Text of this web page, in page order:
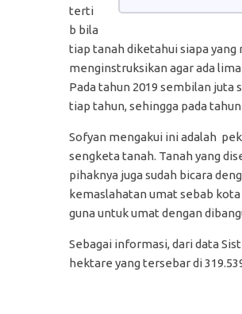
terti
b bila
tiap tanah diketahui siapa yang
menginstruksikan agar ada
Pada tahun 2019 sembilan
tiap tahun, sehingga pada
Sofyan mengakui ini adalah
sengketa tanah. Tanah yang
pihaknya juga sudah bicara
kemaslahatan umat sebab
guna untuk umat dengan
Sebagai informasi, dari data
hektare yang tersebar di